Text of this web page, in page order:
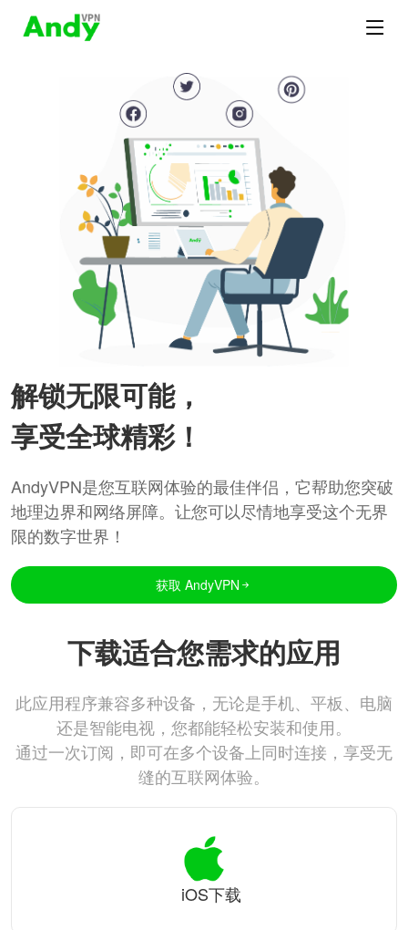
解锁无限可能，
享受全球精彩！
AndyVPN是您互联网体验的最佳伴侣，它帮助您突破
地理边界和网络屏障。让您可以尽情地享受这个无界
限的数字世界！
获取 AndyVPN
下载适合您需求的应用
此应用程序兼容多种设备，无论是手机、平板、电脑
还是智能电视，您都能轻松安装和使用。
通过一次订阅，即可在多个设备上同时连接，享受无
缝的互联网体验。
iOS下载